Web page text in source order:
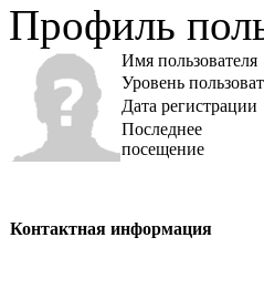
Профиль
Имя пользователя
Уровень
Дата регистрации
Последнее
посещение
Контактная информация